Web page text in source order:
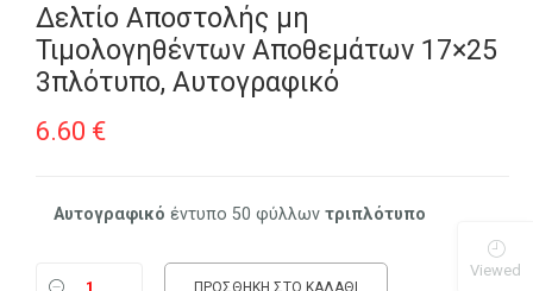
Δελτίο Αποστολής μη
Τιμολογηθέντων Αποθεμάτων 17×25
3πλότυπο, Αυτογραφικό
6.60 €
Αυτογραφικό έντυπο 50 φύλλωντριπλότυπο
ΠΡΟΣΘΉΚΗ ΣΤΟ ΚΑΛΆΘΙ
Viewed